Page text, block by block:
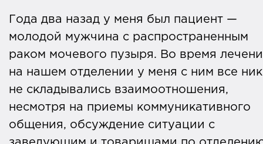
Года два назад у меня был пациент —
молодой мужчина с распространенным
раком мочевого пузыря. Во время
на нашем отделении у меня с ним все
не складывались взаимоотношения,
несмотря на приемы коммуникативного
общения, обсуждение ситуации с